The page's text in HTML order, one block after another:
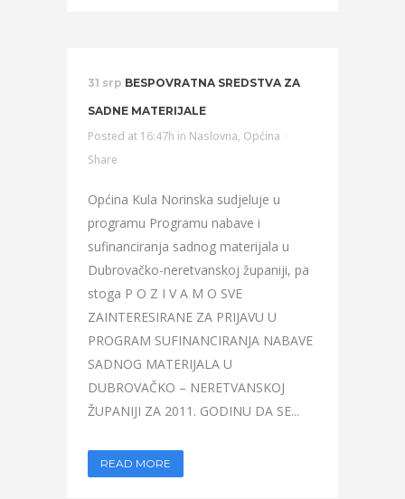
31 srp BESPOVRATNA SREDSTVA ZA
SADNE MATERIJALE
Posted at 16:47h in Naslovna, Općina
Share
Općina Kula Norinska sudjeluje u
programu Programu nabave i
sufinanciranja sadnog materijala u
Dubrovačko-neretvanskoj županiji, pa
stoga P O Z I V A M O SVE
ZAINTERESIRANE ZA PRIJAVU U
PROGRAM SUFINANCIRANJA NABAVE
SADNOG MATERIJALA U
DUBROVAČKO – NERETVANSKOJ
ŽUPANIJI ZA 2011. GODINU DA SE...
READ MORE